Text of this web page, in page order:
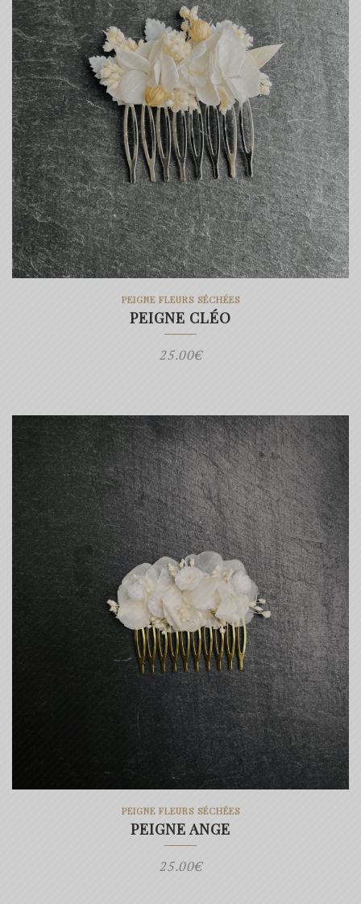
PEIGNE FLEURS SÉCHÉES
PEIGNE CLÉO
25.00€
PEIGNE FLEURS SÉCHÉES
PEIGNE ANGE
25.00€